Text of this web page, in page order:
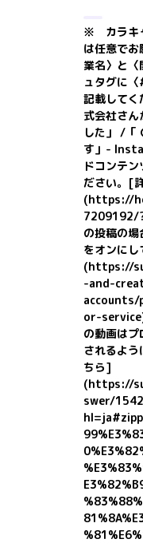
※ カラキ
は任意で
業名〉と
ュタグに
記載してく
式会社さ
した」 /「
す」 -
ドコンテ
ださい。 [
(https://
7209192/
の投稿の場
をオンにし
(https://
-and-
or-
の動画は
されるよう
ちら]
(https://
swer/